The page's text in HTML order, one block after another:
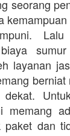
seorang
Lalu
layanan
memang
paket dan